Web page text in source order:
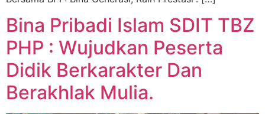
Bina Pribadi Islam SDIT TBZ
PHP : Wujudkan Peserta
Didik Berkarakter Dan
Berakhlak Mulia.